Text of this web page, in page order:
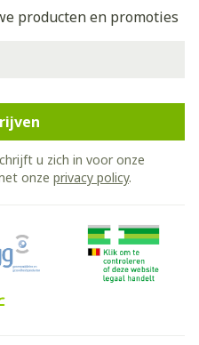
producten en promoties
u zich in voor onze
onze privacy policy.